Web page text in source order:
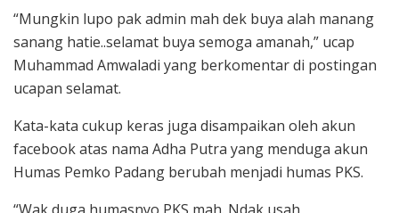
“Mungkin lupo pak admin mah dek buya alah manang
sanang hatie..selamat buya semoga amanah,” ucap
Muhammad Amwaladi yang berkomentar di postingan
ucapan selamat.
Kata-kata cukup keras juga disampaikan oleh akun
facebook atas nama Adha Putra yang menduga akun
Humas Pemko Padang berubah menjadi humas PKS.
“Wak duga humasnyo PKS mah. Ndak usah